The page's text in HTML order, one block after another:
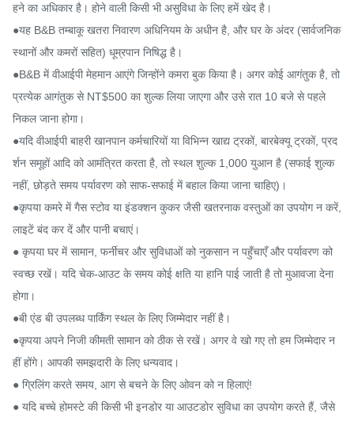
हने का अधिकार है। होने वाली किसी भी असुविधा के लिए हमें खेद है।
●यह B&B तम्बाकू खतरा निवारण अधिनियम के अधीन है, और घर के अंदर (सार्वजनिक
स्थानों और कमरों सहित) धूम्रपान निषिद्ध है।
●B&B में वीआईपी मेहमान आएंगे जिन्होंने कमरा बुक किया है। अगर कोई आगंतुक है, तो
प्रत्येक आगंतुक से NT$500 का शुल्क लिया जाएगा और उसे रात 10 बजे से पहले
निकल जाना होगा।
●यदि वीआईपी बाहरी खानपान कर्मचारियों या विभिन्न खाद्य ट्रकों, बारबेक्यू ट्रकों, प्रद
र्शन समूहों आदि को आमंत्रित करता है, तो स्थल शुल्क 1,000 युआन है (सफाई शुल्क
नहीं, छोड़ते समय पर्यावरण को साफ-सफाई में बहाल किया जाना चाहिए)।
●कृपया कमरे में गैस स्टोव या इंडक्शन कुकर जैसी खतरनाक वस्तुओं का उपयोग न करें,
लाइटें बंद कर दें और पानी बचाएं।
● कृपया घर में सामान, फर्नीचर और सुविधाओं को नुकसान न पहुँचाएँ और पर्यावरण को
स्वच्छ रखें। यदि चेक-आउट के समय कोई क्षति या हानि पाई जाती है तो मुआवजा देना
होगा।
●बी एंड बी उपलब्ध पार्किंग स्थल के लिए जिम्मेदार नहीं है।
●कृपया अपने निजी कीमती सामान को ठीक से रखें। अगर वे खो गए तो हम जिम्मेदार न
हीं होंगे। आपकी समझदारी के लिए धन्यवाद।
● ग्रिलिंग करते समय, आग से बचने के लिए ओवन को न हिलाएं!
● यदि बच्चे होमस्टे की किसी भी इनडोर या आउटडोर सुविधा का उपयोग करते हैं, जैसे